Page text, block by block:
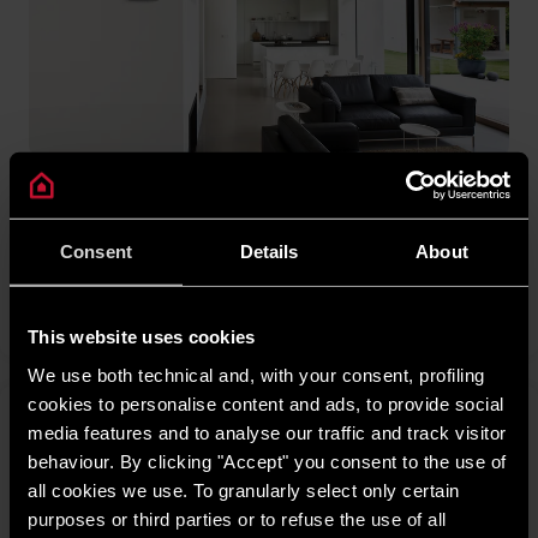
Consent Details About
This website uses cookies
We use both technical and, with your consent, profiling
cookies to personalise content and ads, to provide social
media features and to analyse our traffic and track visitor
behaviour. By clicking "Accept" you consent to the use of
all cookies we use. To granularly select only certain
purposes or third parties or to refuse the use of all
Termoreglarea
Termostatele avansate Ariston pentru reglarea temperaturii
poluante și creșterea confortului în locuința dumneavoastră.